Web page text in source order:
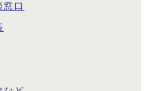
窓口